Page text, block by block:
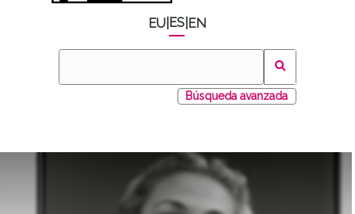
EU ES EN
Búsqueda avanzada